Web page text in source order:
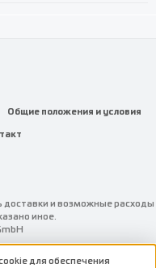
Общие положения и условия
и возможные расходы
иное.
для обеспечения